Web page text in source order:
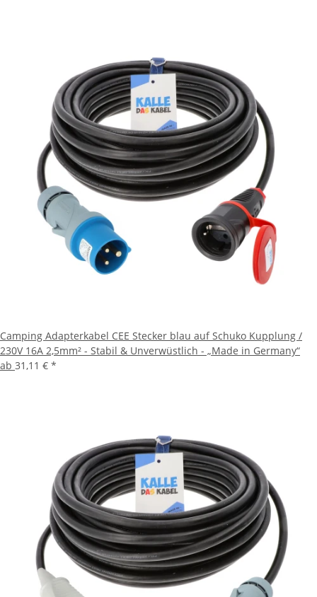
Camping Adapterkabel CEE Stecker blau auf Schuko Kupplung /
230V 16A 2,5mm² - Stabil & Unverwüstlich - „Made in Germany“
ab 31,11 € *